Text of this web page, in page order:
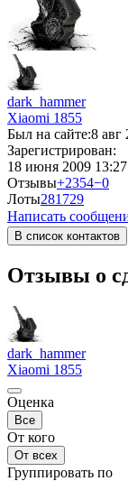
dark_hammer
Xiaomi 1855
Был на сайте:8 авг
Зарегистрирован:
18 июня 2009 13:27
Отзывы+2354−0
Лоты281729
Написать
В список контактов
Отзывы о
dark_hammer
Xiaomi 1855
Оценка
Все
От кого
От всех
Группировать по